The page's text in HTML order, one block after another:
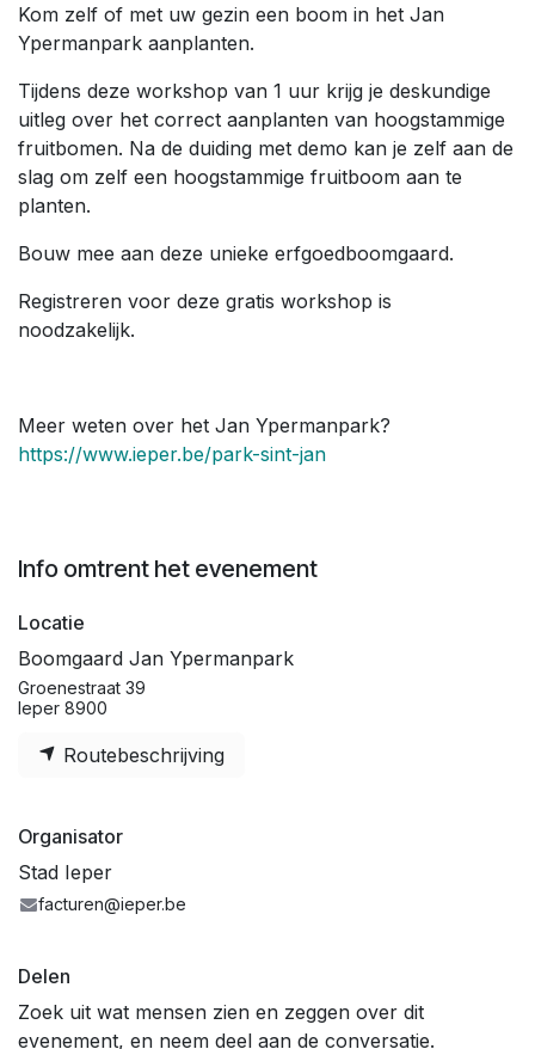
Kom zelf of met uw gezin een boom in het Jan
Ypermanpark aanplanten.
Tijdens deze workshop van 1 uur krijg je deskundige
uitleg over het correct aanplanten van hoogstammige
fruitbomen. Na de duiding met demo kan je zelf aan de
slag om zelf een hoogstammige fruitboom aan te
planten.
Bouw mee aan deze unieke erfgoedboomgaard.
Registreren voor deze gratis workshop is
noodzakelijk.
Meer weten over het Jan Ypermanpark?
https://www.ieper.be/park-sint-jan
Info omtrent het evenement
Locatie
Boomgaard Jan Ypermanpark
Groenestraat 39
Ieper 8900
Routebeschrijving
Organisator
Stad Ieper
facturen@ieper.be
Delen
Zoek uit wat mensen zien en zeggen over dit
evenement, en neem deel aan de conversatie.